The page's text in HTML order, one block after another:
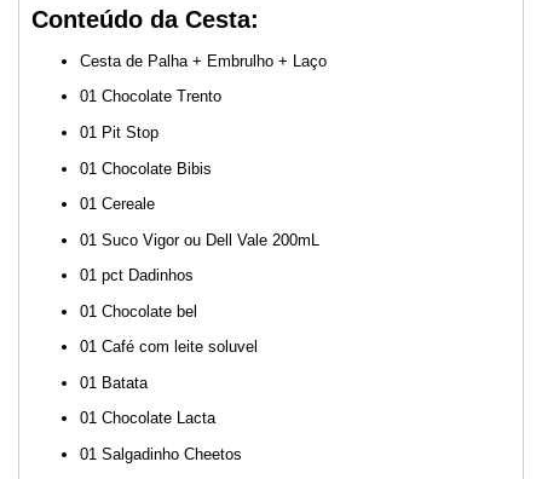
Conteúdo da Cesta:
Cesta de Palha + Embrulho + Laço
01 Chocolate Trento
01 Pit Stop
01 Chocolate Bibis
01 Cereale
01 Suco Vigor ou Dell Vale 200mL
01 pct Dadinhos
01 Chocolate bel
01 Café com leite soluvel
01 Batata
01 Chocolate Lacta
01 Salgadinho Cheetos